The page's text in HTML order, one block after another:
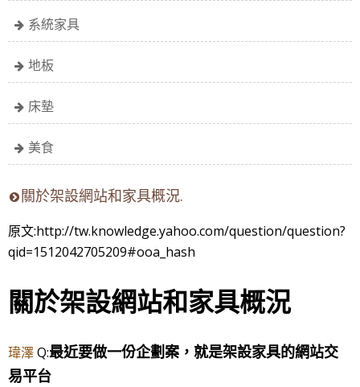
系統家具
地板
床墊
美食
關於架設網站和家具概況.
原文:http://tw.knowledge.yahoo.com/question/question?
qid=1512042705209#ooa_hash
關於架設網站和家具概況
瑋澤Q:最近要做一份企劃案，就是架設家具的網站交
易平台